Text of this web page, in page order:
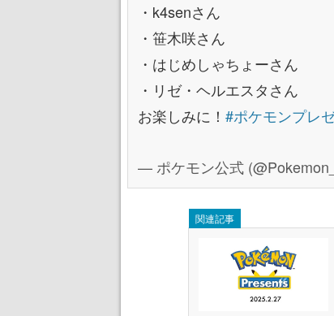
・k4senさん
・笹木咲さん
・はじめしゃちょーさん
・リゼ・ヘルエスタさん
お楽しみに！ #ポケモンプレ
— ポケモン公式
関連記事